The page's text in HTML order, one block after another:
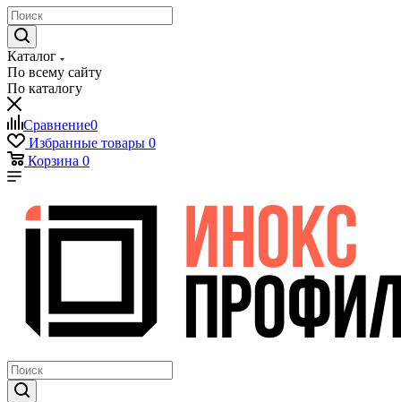
Каталог
По всему сайту
По каталогу
Сравнение0
Избранные товары 0
Корзина 0